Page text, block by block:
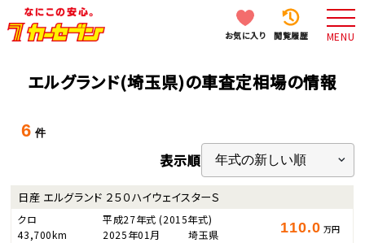
お気に入り 閲覧履歴 MENU
エルグランド(埼玉県)の車査定相場の情報
6 件
表示順
日産 エルグランド ２５０ハイウェイスターＳ
クロ 平成27年式(2015年式)
43,700km
2025年01月 埼玉県 110.0 万円